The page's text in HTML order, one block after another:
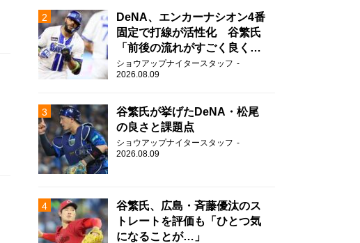
DeNA、エンカーナシオン4番
固定で打線が活性化 谷繁氏
「前後の流れがすごく良くな
りましたね」
ショウアップナイタースタッフ
2026.08.09
谷繁氏が挙げたDeNA・松尾
の良さと課題点
ショウアップナイタースタッフ
2026.08.09
谷繁氏、広島・斉藤優汰のス
トレートを評価も「ひとつ気
になることが…」